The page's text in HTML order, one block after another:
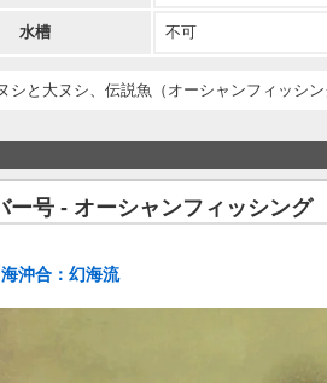
水槽 不可
シと大ヌシ、伝説魚（オーシャンフィッシ
ー号 - オーシャンフィッシング
沖合：幻海流